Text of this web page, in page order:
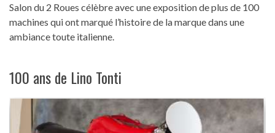
Salon du 2 Roues célèbre avec une exposition de plus de 100
machines qui ont marqué l’histoire de la marque dans une
ambiance toute italienne.
100 ans de Lino Tonti